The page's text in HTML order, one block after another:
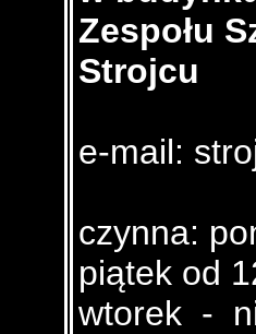
Zespołu
Strojcu
e-mail:
czynna:
piątek od
wtorek -